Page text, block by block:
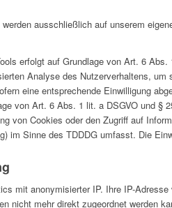
ausschließlich auf unserem
erfolgt auf Grundlage von Art. 6
Analyse des Nutzerverhaltens, um
eine entsprechende Einwilligung
von Art. 6 Abs. 1 lit. a DSGVO und §
von Cookies oder den Zugriff auf
im Sinne des TDDDG umfasst. Die
mit anonymisierter IP. Ihre IP-Adresse
nicht mehr direkt zugeordnet werden